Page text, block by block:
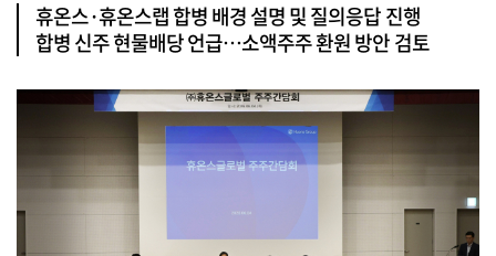
휴온스·휴온스랩 합병 배경 설명 및 질의응답 진행
합병 신주 현물배당 언급…소액주주 환원 방안 검토